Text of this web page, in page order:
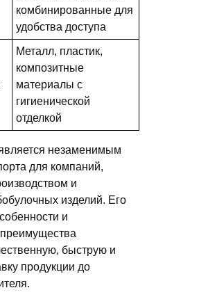
комбинированные для
удобства доступа
Металл, пластик,
композитные
материалы с
гигиенической
отделкой
незаменимым
для компаний,
и
изделий. Его
и
быструю и
продукции до